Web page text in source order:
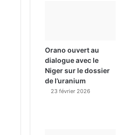
Orano ouvert au
dialogue avec le
Niger sur le dossier
de l’uranium
23 février 2026